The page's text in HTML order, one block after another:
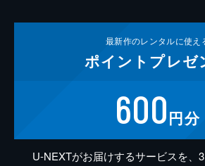
最新作のレンタルに使え
ポイント プレゼ
600円分
U-NEXTがお届けするサービスを、